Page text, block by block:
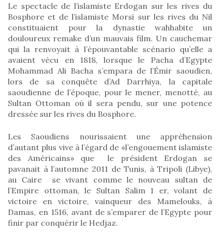
Le spectacle de l’islamiste Erdogan sur les rives du
Bosphore et de l’islamiste Morsi sur les rives du Nil
constituaient pour la dynastie wahhabite un
douloureux remake d’un mauvais film. Un cauchemar
qui la renvoyait à l’épouvantable scénario qu’elle a
avaient vécu en 1818, lorsque le Pacha d’Egypte
Mohammad Ali Bacha s’empara de l’Émir saoudien,
lors de sa conquête d’Ad Darrhiya, la capitale
saoudienne de l’époque, pour le mener, menotté, au
Sultan Ottoman où il sera pendu, sur une potence
dressée sur les rives du Bosphore.
Les Saoudiens nourissaient une appréhension
d’autant plus vive à l’égard de «l’engouement islamiste
des Américains» que le président Erdogan se
pavanait à l’automne 2011 de Tunis, à Tripoli (Libye),
au Caire se vivant comme le nouveau sultan de
l’Empire ottoman, le Sultan Salim 1 er, volant de
victoire en victoire, vainqueur des Mamelouks, à
Damas, en 1516, avant de s’emparer de l’Egypte pour
finir par conquérir le Hedjaz.